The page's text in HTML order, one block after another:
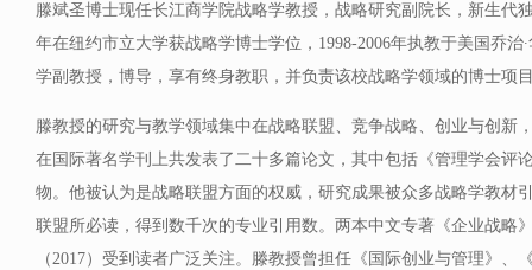
滕斌圣博士现任长江商学院战略学教授，战略研究副院长，新生代
年在纽约市立大学获战略学博士学位，1998-2006年执教于美国乔治
学副教授，博导，享有终身教职，并负责该校战略学领域的博士项
滕教授的研究与教学领域集中在战略联盟、竞争战略、创业与创新
在国际著名学刊上共发表了二十多篇论文，其中包括《管理学会评
物。他被认为是战略联盟方面的权威，研究成果被众多战略学教材
联盟所必读，得到数千次的专业引用数。两本中文专著《企业战略
（2017）受到读者广泛关注。滕教授曾担任《国际创业与管理》、